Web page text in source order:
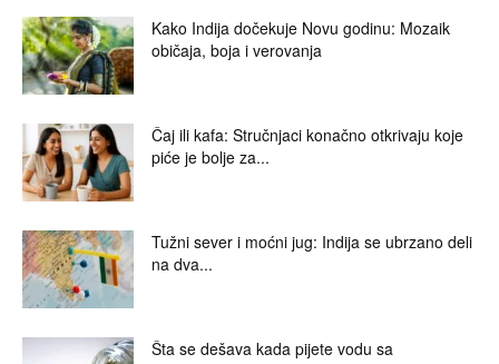
Kako Indija dočekuje Novu godinu: Mozaik
običaja, boja i verovanja
Čaj ili kafa: Stručnjaci konačno otkrivaju koje
piće je bolje za...
Tužni sever i moćni jug: Indija se ubrzano deli
na dva...
Šta se dešava kada pijete vodu sa